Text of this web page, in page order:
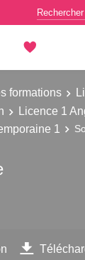
formations
Licence 1
1